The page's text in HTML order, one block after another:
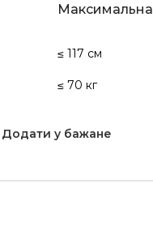
Максимальна
≤ 117 см
≤ 70 кг
Додати у бажане